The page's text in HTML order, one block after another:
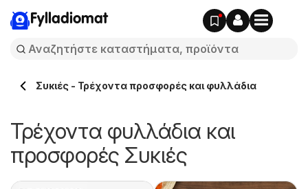
Fylladiomat
Συκιές - Τρέχοντα προσφορές και φυλλάδια
Τρέχοντα φυλλάδια και
προσφορές Συκιές